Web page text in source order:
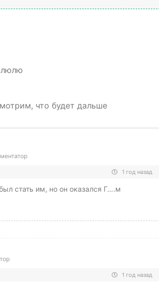
что будет дальше
1 год назад
стать им, но он оказался Г….м
1 год назад